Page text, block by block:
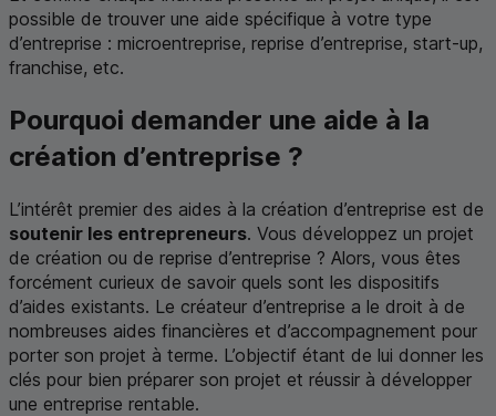
possible de trouver une aide spécifique à votre type
d’entreprise : microentreprise, reprise d’entreprise, start-up,
franchise, etc.
Pourquoi demander une aide à la
création d’entreprise ?
L’intérêt premier des aides à la création d’entreprise est de
soutenir les entrepreneurs. Vous développez un projet
de création ou de reprise d’entreprise ? Alors, vous êtes
forcément curieux de savoir quels sont les dispositifs
d’aides existants. Le créateur d’entreprise a le droit à de
nombreuses aides financières et d’accompagnement pour
porter son projet à terme. L’objectif étant de lui donner les
clés pour bien préparer son projet et réussir à développer
une entreprise rentable.